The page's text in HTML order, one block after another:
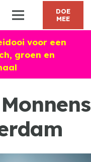
DOE
MEE
voor een
groen en